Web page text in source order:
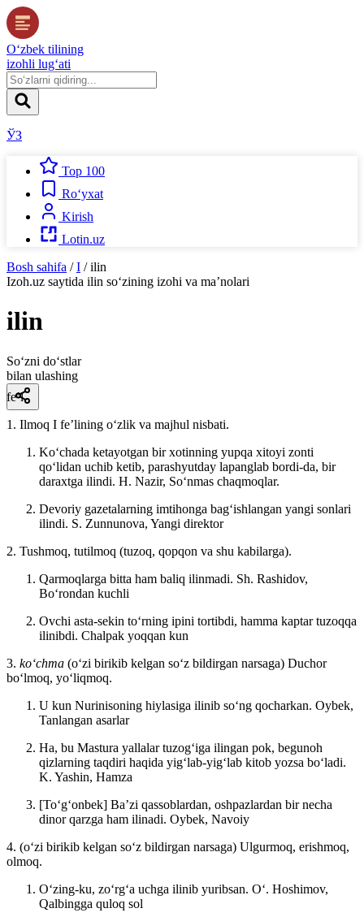
O‘zbek tilining
izohli lug‘ati
ЎЗ
Top 100
Ro‘yxat
Kirish
Lotin.uz
Bosh sahifa / I / ilin
Izoh.uz saytida ilin so‘zining izohi va ma’nolari
ilin
So‘zni do‘stlar
bilan ulashing
fe’l
1. Ilmoq I feʼlining oʻzlik va majhul nisbati.
Koʻchada ketayotgan bir xotinning yupqa xitoyi zonti
qoʻlidan uchib ketib, parashyutday lapanglab bordi-da, bir
daraxtga ilindi. H. Nazir, Soʻnmas chaqmoqlar.
Devoriy gazetalarning imtihonga bagʻishlangan yangi sonlari
ilindi. S. Zunnunova, Yangi direktor
2. Tushmoq, tutilmoq (tuzoq, qopqon va shu kabilarga).
Qarmoqlarga bitta ham baliq ilinmadi. Sh. Rashidov,
Boʻrondan kuchli
Ovchi asta-sekin toʻrning ipini tortibdi, hamma kaptar tuzoqqa
ilinibdi. Chalpak yoqqan kun
3. koʻchma (oʻzi birikib kelgan soʻz bildirgan narsaga) Duchor
boʻlmoq, yoʻliqmoq.
U kun Nurinisoning hiylasiga ilinib soʻng qocharkan. Oybek,
Tanlangan asarlar
Ha, bu Mastura yallalar tuzogʻiga ilingan pok, begunoh
qizlarning taqdiri haqida yigʻlab-yigʻlab kitob yozsa boʻladi.
K. Yashin, Hamza
[Toʻgʻonbek] Baʼzi qassoblardan, oshpazlardan bir necha
dinor qarzga ham ilinadi. Oybek, Navoiy
4. (oʻzi birikib kelgan soʻz bildirgan narsaga) Ulgurmoq, erishmoq,
olmoq.
Oʻzing-ku, zoʻrgʻa uchga ilinib yuribsan. Oʻ. Hoshimov,
Qalbingga quloq sol